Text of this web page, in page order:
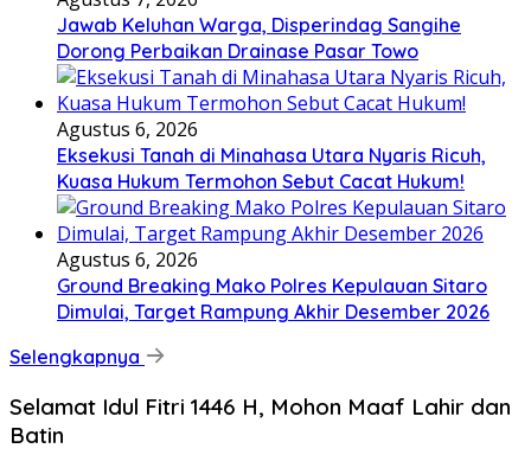
Jawab Keluhan Warga, Disperindag Sangihe
Dorong Perbaikan Drainase Pasar Towo
Agustus 6, 2026
Eksekusi Tanah di Minahasa Utara Nyaris Ricuh,
Kuasa Hukum Termohon Sebut Cacat Hukum!
Agustus 6, 2026
Ground Breaking Mako Polres Kepulauan Sitaro
Dimulai, Target Rampung Akhir Desember 2026
Selengkapnya
Selamat Idul Fitri 1446 H, Mohon Maaf Lahir dan
Batin